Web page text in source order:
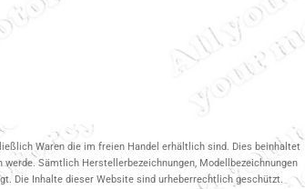
Waren die im freien Handel erhältlich sind. Dies beinhaltet
Sämtlich Herstellerbezeichnungen, Modellbezeichnungen
Die Inhalte dieser Website sind urheberrechtlich geschützt.